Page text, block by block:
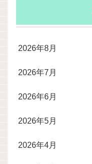
2026年8月
2026年7月
2026年6月
2026年5月
2026年4月